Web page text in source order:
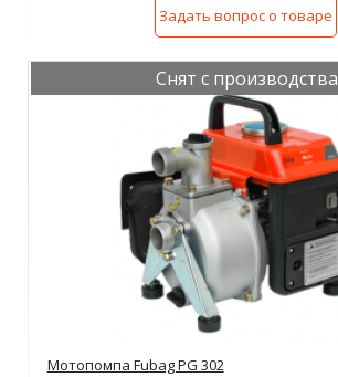
Задать вопрос о товаре
Снят с производства
Мотопомпа Fubag PG 302